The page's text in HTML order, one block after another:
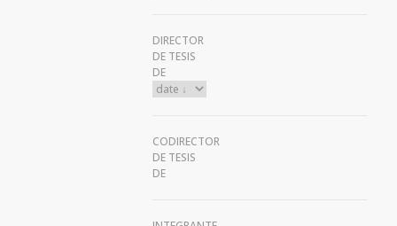
DIRECTOR
DE TESIS
DE
CODIRECTOR
DE TESIS
DE